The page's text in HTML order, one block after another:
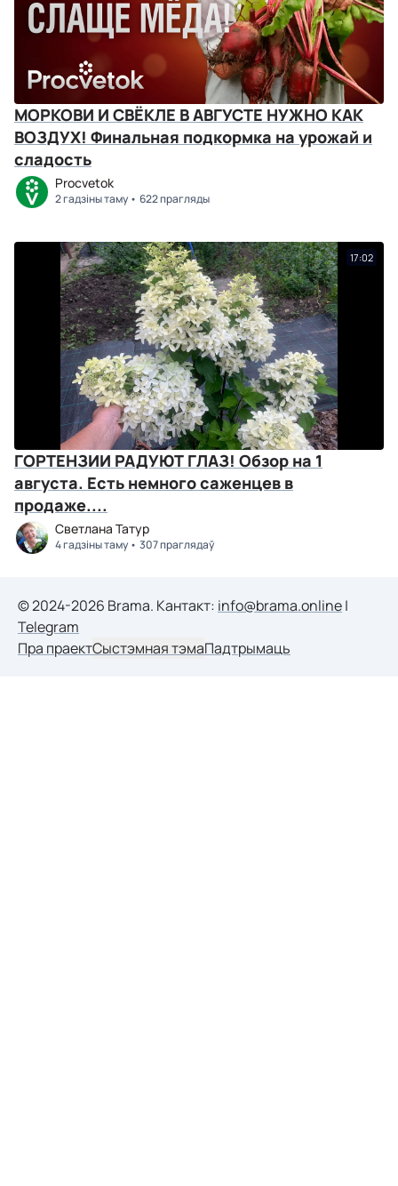
МОРКОВИ И СВЁКЛЕ В АВГУСТЕ НУЖНО КАК
ВОЗДУХ! Финальная подкормка на урожай и
сладость
Procvetok
2 гадзіны таму 622 прагляды
17:02
ГОРТЕНЗИИ РАДУЮТ ГЛАЗ! Обзор на 1
августа. Есть немного саженцев в
продаже....
Светлана Татур
4 гадзіны таму 307 праглядаў
© 2024-2026 Brama. Кантакт: info@brama.online|
Telegram
Пра праектСыстэмная тэмаПадтрымаць